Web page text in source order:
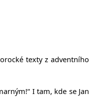
texty z adventního
I tam, kde se Jan